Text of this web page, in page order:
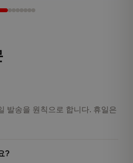
발송을 원칙으로 합니다. 휴일은
?